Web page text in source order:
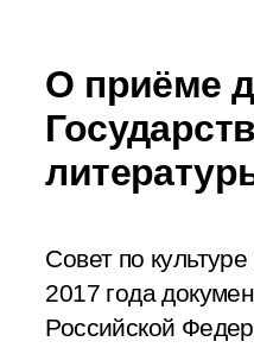
О приёме
Совет по
2017 года
Российской